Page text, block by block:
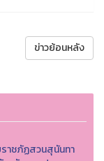
ข่าวย้อนหลัง
าชภัฏสวนสุนันทา